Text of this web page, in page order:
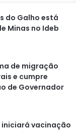
do Galho está
Minas no Ideb
de migração
e cumpre
de Governador
iniciará vacinação